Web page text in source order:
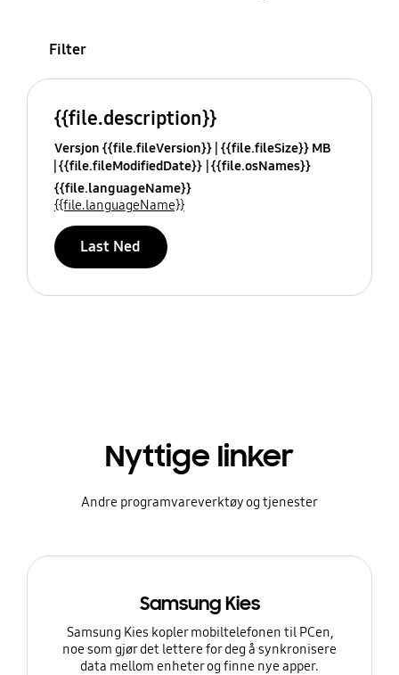
Filter
{{file.description}}
Versjon {{file.fileVersion}} {{file.fileSize}} MB
{{file.fileModifiedDate}} {{file.osNames}}
{{file.languageName}}
{{file.languageName}}
Last Ned
Nyttige linker
Andre programvareverktøy og tjenester
Samsung Kies
Samsung Kies kopler mobiltelefonen til PCen,
noe som gjør det lettere for deg å synkronisere
data mellom enheter og finne nye apper.